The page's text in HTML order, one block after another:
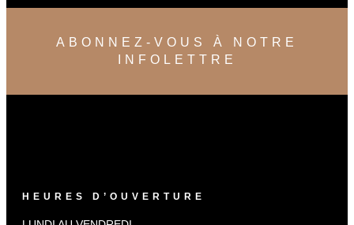
ABONNEZ-VOUS À NOTRE
INFOLETTRE
HEURES D’OUVERTURE